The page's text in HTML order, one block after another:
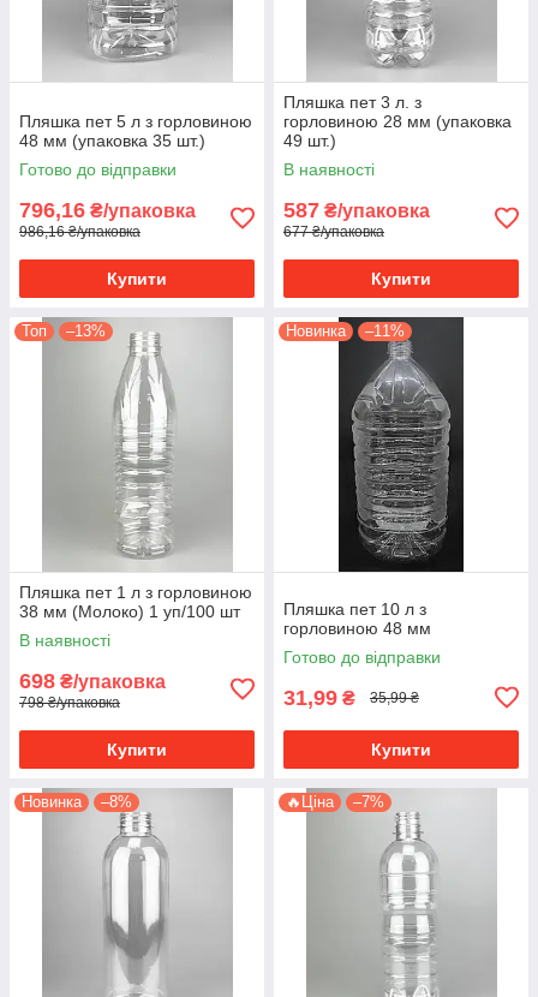
Пляшка пет 5 л з горловиною
48 мм (упаковка 35 шт.)
Готово до відправки
796,16 ₴/упаковка
986,16 ₴/упаковка
Купити
Пляшка пет 3 л. з
горловиною 28 мм (упаковка
49 шт.)
В наявності
587 ₴/упаковка
677 ₴/упаковка
Купити
Топ –13%
Пляшка пет 1 л з горловиною
38 мм (Молоко) 1 уп/100 шт
В наявності
698 ₴/упаковка
798 ₴/упаковка
Купити
Новинка –11%
Пляшка пет 10 л з
горловиною 48 мм
Готово до відправки
31,99 ₴ 35,99 ₴
Купити
Новинка –8% 🔥Ціна –7%